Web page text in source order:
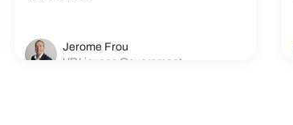
Jerome Frou
VP Linxens Government